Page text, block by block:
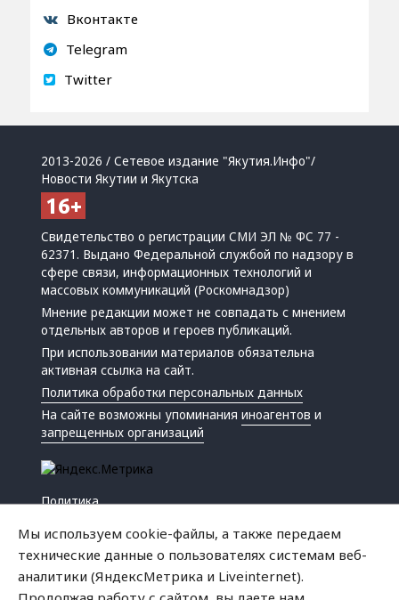
Вконтакте
Telegram
Twitter
2013-2026 / Сетевое издание "Якутия.Инфо"/
Новости Якутии и Якутска
Свидетельство о регистрации СМИ ЭЛ № ФС 77 -
62371. Выдано Федеральной службой по надзору в
сфере связи, информационных технологий и
массовых коммуникаций (Роскомнадзор)
Мнение редакции может не совпадать с мнением
отдельных авторов и героев публикаций.
При использовании материалов обязательна
активная ссылка на сайт.
Политика обработки персональных данных
На сайте возможны упоминанияиноагентов и
запрещенных организаций
Политика
Мы используем cookie-файлы, а также передаем
технические данные о пользователях системам веб-
аналитики (ЯндексМетрика и Liveinternet).